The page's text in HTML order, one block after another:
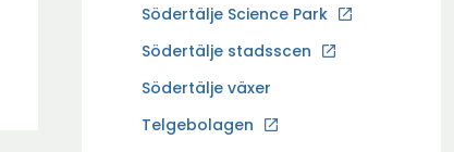
f
ö
n
t
y
t
f
ö
Södertälje Science Park
Ö
p
n
a
Södertälje stadsscen
Södertälje växer
Telgebolagen
Ö